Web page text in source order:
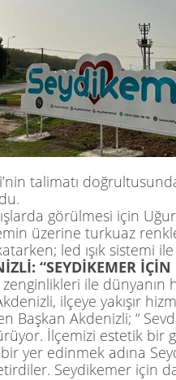
talimatı
görülmesi için
üzerine turkuaz
led ışık sistemi
“SEYDİKEMER
likleri ile dünyanın
ilçeye yakışır
Başkan Akdenizli; “
İlçemizi estetik
bir yer edinmek adına
Seydikemer için